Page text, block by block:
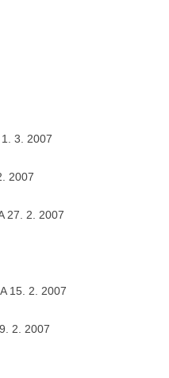
1. 3. 2007
2007
27. 2. 2007
15. 2. 2007
9. 2. 2007